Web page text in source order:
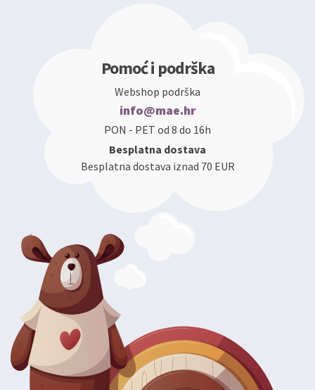
Pomoć i podrška
Webshop podrška
info@mae.hr
PON - PET od 8 do 16h
Besplatna dostava
Besplatna dostava iznad 70 EUR